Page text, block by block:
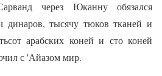
через Юканну обязался
динаров, тысячу тюков тканей и
арабских коней и сто коней
с 'Айазом мир.